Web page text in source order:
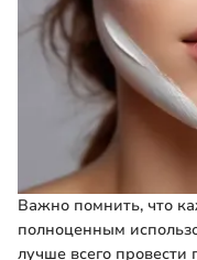
Важно помнить, что
полноценным
лучше всего провести